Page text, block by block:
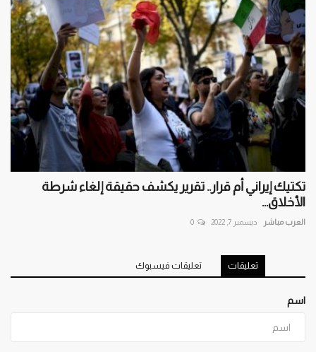
تكتيك إيراني أم قرار.. تقرير يكشف حقيقة إلغاء شرطة
الأخلاق...
العرب مباشر ديسمبر 7, 2022 0
تعليقات تعليقات فيسبوك
اسم